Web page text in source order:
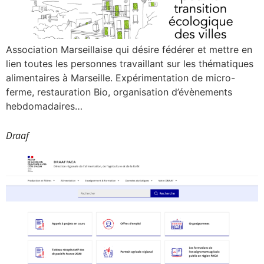
Association Marseillaise qui désire fédérer et mettre en
lien toutes les personnes travaillant sur les thématiques
alimentaires à Marseille. Expérimentation de micro-
ferme, restauration Bio, organisation d’évènements
hebdomadaires…
Draaf